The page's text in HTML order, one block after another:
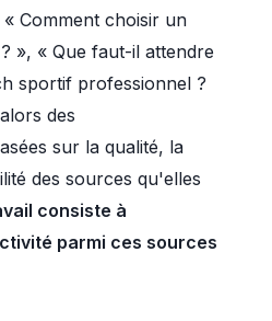
Comment choisir un
», « Que faut-il attendre
sportif professionnel ?
des
sur la qualité, la
des sources qu'elles
consiste à
parmi ces sources